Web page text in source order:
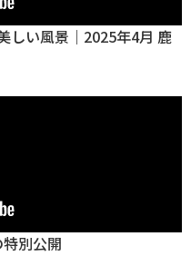
しい風景｜2025年4月 鹿
別公開